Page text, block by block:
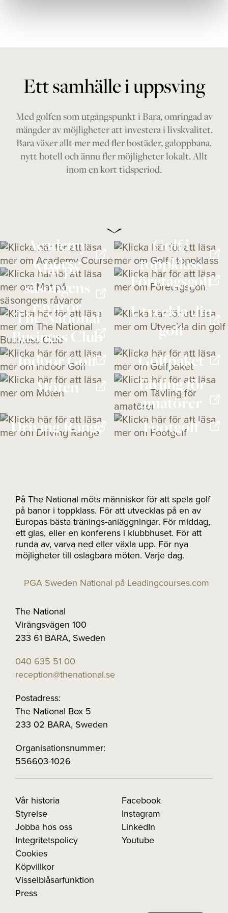
Ett samhälle i uppsving
Med golfen som utgångspunkt i Bara, omringad av
mängder av möjligheter att investera i livskvalitet.
Bara växer allt mer med fler bostäder, galoppbana,
nytt hotell och ännu fler möjligheter lokalt. Allt
inom en kort tidsperiod.
Academy
Course
Golf i
toppklass
Mat på
säsongens
råvaror
Företagsgolf
The National
Business Club
Utveckla din
golf
Indoor Golf
Golfpaket
Möten
Tävling för
amatörer
Driving Range
Footgolf
På The National möts människor för att spela golf
på banor i toppklass. För att utvecklas på en av
Europas bästa tränings-anläggningar. För middag,
ett glas, eller en konferens i klubbhuset. För att
runda av, varva ned eller växla upp. För nya
möjligheter till oslagbara möten. Varje dag.
PGA Sweden National på Leadingcourses.com
The National
Virängsvägen 100
233 61 BARA, Sweden
040 635 51 00
reception@thenational.se
Postadress:
The National Box 5
233 02 BARA, Sweden
Organisationsnummer:
556603-1026
Vår historia
Styrelse
Jobba hos oss
Integritetspolicy
Cookies
Köpvillkor
Visselblåsarfunktion
Press
Facebook
Instagram
LinkedIn
Youtube